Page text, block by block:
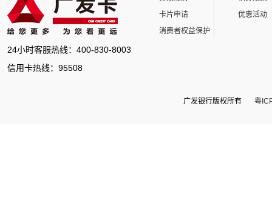
24小时客服热线：400-830-8003
信用卡热线：95508
卡片申请
消费者权益保护
优惠活动
广发银行版权所有 粤